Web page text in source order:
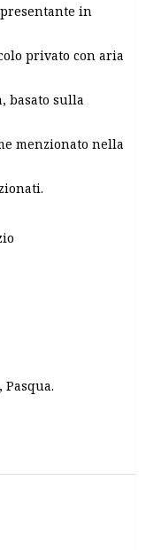
in
privato con aria
basato sulla
menzionato nella